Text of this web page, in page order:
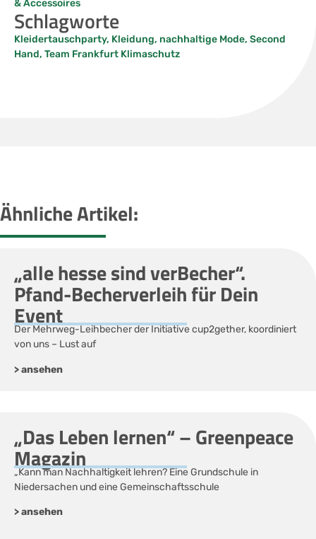
& Accessoires
Schlagworte
Kleidertauschparty, Kleidung, nachhaltige Mode, Second
Hand, Team Frankfurt Klimaschutz
Ähnliche Artikel:
„alle hesse sind verBecher“.
Pfand-Becherverleih für Dein
Event
Der Mehrweg-Leihbecher der Initiative cup2gether, koordiniert
von uns – Lust auf
> ansehen
„Das Leben lernen“ – Greenpeace
Magazin
„Kann man Nachhaltigkeit lehren? Eine Grundschule in
Niedersachen und eine Gemeinschaftsschule
> ansehen